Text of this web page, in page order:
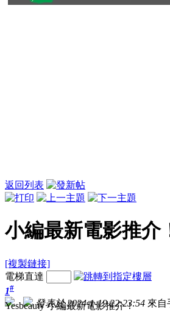
返回列表
小編最新電影推介
[複製鏈接]
電梯直達
1#
發表於 2024-1-19 22:23:54 來自
Yesbeauty 小編最新電影推介！